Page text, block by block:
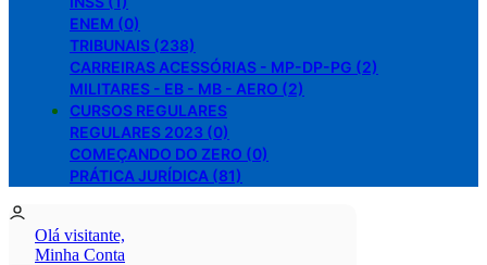
ENEM (0)
TRIBUNAIS (238)
CARREIRAS ACESSÓRIAS - MP-DP-PG (2)
MILITARES - EB - MB - AERO (2)
CURSOS REGULARES
REGULARES 2023 (0)
COMEÇANDO DO ZERO (0)
PRÁTICA JURÍDICA (81)
Olá visitante,
Minha Conta